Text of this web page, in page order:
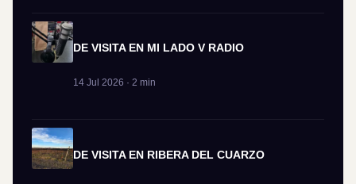
DE VISITA EN MI LADO V RADIO
14 Jul 2026 · 2 min
DE VISITA EN RIBERA DEL CUARZO